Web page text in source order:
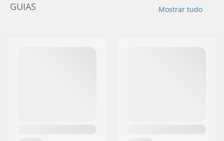
Mostrar tudo
GUIAS